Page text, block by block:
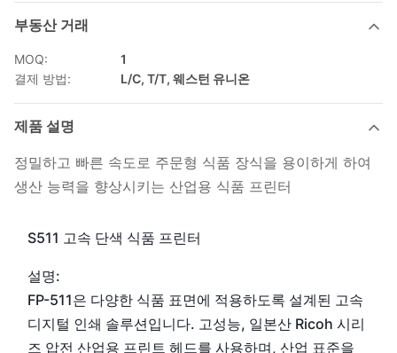
부동산 거래
MOQ:
1
결제 방법:
L/C, T/T, 웨스턴 유니온
제품 설명
정밀하고 빠른 속도로 주문형 식품 장식을 용이하게 하여
생산 능력을 향상시키는 산업용 식품 프린터
S511 고속 단색 식품 프린터
설명:
FP-511은 다양한 식품 표면에 적용하도록 설계된 고속
디지털 인쇄 솔루션입니다. 고성능, 일본산 Ricoh 시리
즈 압전 산업용 프린트 헤드를 사용하며, 산업 표준을